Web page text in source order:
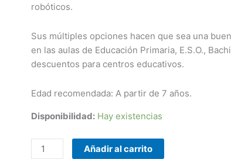
robóticos.
Sus múltiples opciones hacen que sea una
en las aulas de Educación Primaria, E.S.O.,
descuentos para centros educativos.
Edad recomendada: A partir de 7 años.
Disponibilidad: Hay existencias
Añadir al carrito